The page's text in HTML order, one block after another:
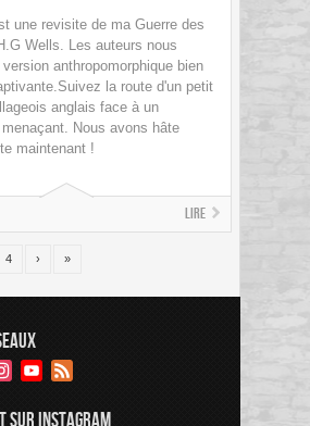
une revisite de ma Guerre des
Wells. Les auteurs nous
anthropomorphique bien
la route d'un petit
anglais face à un
Nous avons hâte
maintenant !
Lire
4 › »
InstagramYouTube